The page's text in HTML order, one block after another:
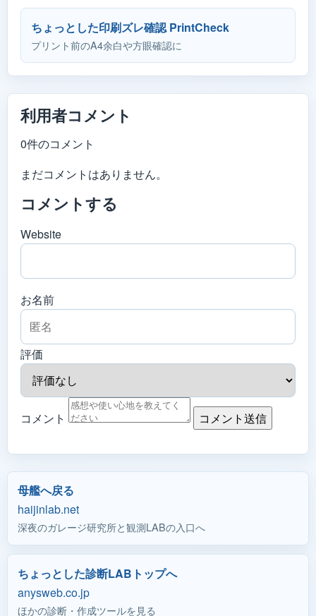
ちょっとした印刷ズレ確認 PrintCheck
プリント前のA4余白や方眼確認に
利用者コメント
0件のコメント
まだコメントはありません。
コメントする
Website
お名前
評価
コメント コメント送信
母艦へ戻る
haijinlab.net
深夜のガレージ研究所と観測LABの入口へ
ちょっとした診断LABトップへ
anysweb.co.jp
ほかの診断・作成ツールを見る